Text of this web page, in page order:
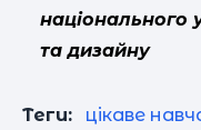
національного
та дизайну
Теги: цікаве